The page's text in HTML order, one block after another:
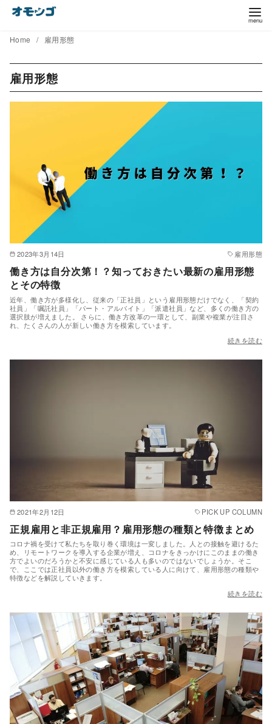
Home 雇用形態
雇用形態
2023年3月14日 雇用形態
働き方は自分次第！？知っておきたい最新の雇用形態
とその特徴
近年、働き方が多様化し、従来の「正社員」という雇用形態だけでなく、「契約
社員」「嘱託社員」「パート・アルバイト」「派遣社員」など、多くの働き方の
選択肢が増えました。 さらに、働き方改革の一環として、副業や複業が注目さ
れ、たくさんの人が新しい働き方を模索しています。
続きを読む
2021年2月12日 PICK UP COLUMN
正規雇用と非正規雇用？雇用形態の種類と特徴まとめ
コロナ禍を受けて私たちを取り巻く環境は一変しました。人との接触を避けるた
め、リモートワークを導入する企業が増え、コロナをきっかけにこのままの働き
方でよいのだろうかと不安に感じている人も多いのではないでしょうか。そこ
で、ここでは正社員以外の働き方を模索している人に向けて、雇用形態の種類や
特徴などを解説していきます。
続きを読む